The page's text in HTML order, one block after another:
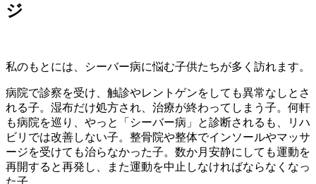
ジ
私のもとには、シーバー病に悩む子供たちが多く訪れます。
病院で診察を受け、触診やレントゲンをしても異常なしとさ
れる子。湿布だけ処方され、治療が終わってしまう子。何軒
も病院を巡り、やっと「シーバー病」と診断されるも、リハ
ビリでは改善しない子。整骨院や整体でインソールやマッサ
ージを受けても治らなかった子。数か月安静にしても運動を
再開すると再発し、また運動を中止しなければならなくなっ
た子。